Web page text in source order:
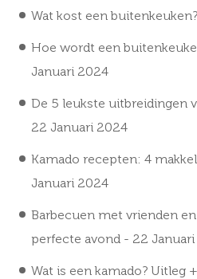
Wat kost een buitenkeuken?
Hoe wordt een
Januari 2024
De 5 leukste uitbreidingen
22 Januari 2024
Kamado recepten: 4
Januari 2024
Barbecuen met vrienden
perfecte avond - 22
Wat is een kamado? Uitleg